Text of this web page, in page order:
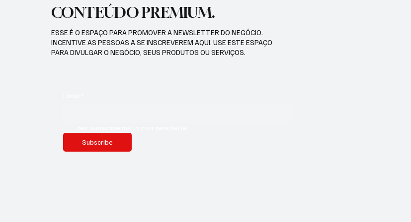
CONTEÚDO PREMIUM.
ESSE É O ESPAÇO PARA PROMOVER A NEWSLETTER DO NEGÓCIO.
INCENTIVE AS PESSOAS A SE INSCREVEREM AQUI. USE ESTE ESPAÇO
PARA DIVULGAR O NEGÓCIO, SEUS PRODUTOS OU SERVIÇOS.
Subscribe